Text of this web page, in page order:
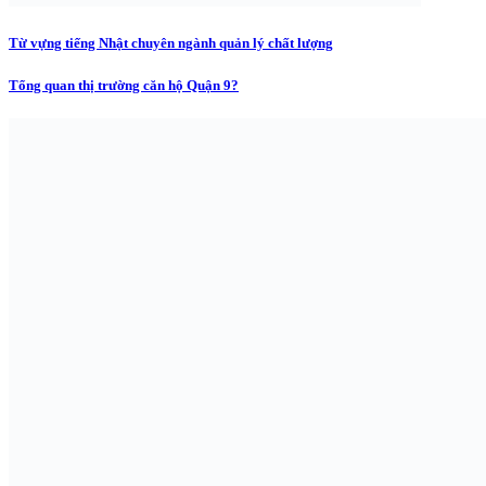
Từ vựng tiếng Nhật chuyên ngành quản lý chất lượng
Tổng quan thị trường căn hộ Quận 9?